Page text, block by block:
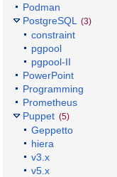
Podman
PostgreSQL
(3)
constraint
pgpool
pgpool-II
PowerPoint
Programming
Prometheus
Puppet (5)
Geppetto
hiera
v3.x
v5.x